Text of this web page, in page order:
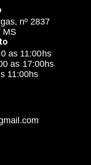
nº 2837
MS
as 11:00hs
as 17:00hs
11:00hs